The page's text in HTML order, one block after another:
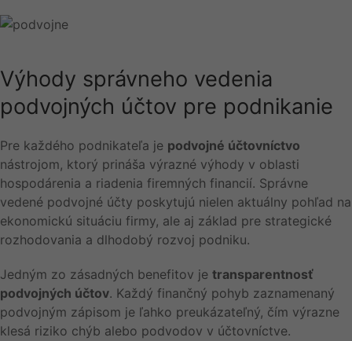
Výhody správneho vedenia
podvojných účtov pre podnikanie
Pre každého podnikateľa je podvojné účtovníctvo
nástrojom, ktorý prináša výrazné výhody v oblasti
hospodárenia a riadenia firemných financií. Správne
vedené podvojné účty poskytujú nielen aktuálny pohľad na
ekonomickú situáciu firmy, ale aj základ pre strategické
rozhodovania a dlhodobý rozvoj podniku.
Jedným zo zásadných benefitov je transparentnosť
podvojných účtov. Každý finančný pohyb zaznamenaný
podvojným zápisom je ľahko preukázateľný, čím výrazne
klesá riziko chýb alebo podvodov v účtovníctve.